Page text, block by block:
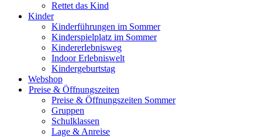
Rettet das Kind
Kinder
Kinderführungen im Sommer
Kinderspielplatz im Sommer
Kindererlebnisweg
Indoor Erlebniswelt
Kindergeburtstag
Webshop
Preise & Öffnungszeiten
Preise & Öffnungszeiten Sommer
Gruppen
Schulklassen
Lage & Anreise